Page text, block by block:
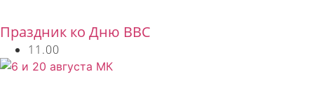
Праздник ко Дню ВВС
11.00